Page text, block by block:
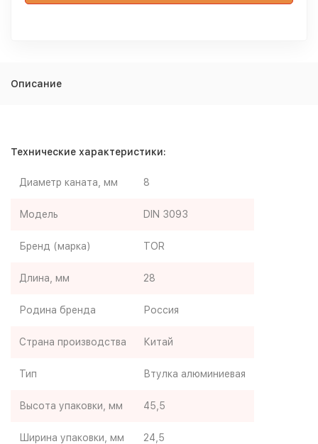
Описание
Технические характеристики:
Диаметр каната, мм 8
Модель DIN 3093
Бренд (марка) TOR
Длина, мм 28
Родина бренда Россия
Страна производства Китай
Тип Втулка алюминиевая
Высота упаковки, мм 45,5
Ширина упаковки, мм 24,5